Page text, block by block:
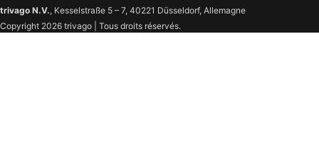
trivago N.V., Kesselstraße 5 – 7, 40221 Düsseldorf, Allemagne
Copyright 2026 trivago | Tous droits réservés.